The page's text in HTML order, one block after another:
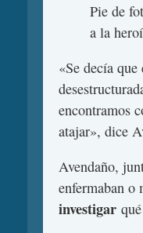
Pie de
a la
«Se decía
encontramos
atajar», dice
Avendaño,
enfermaban
investigar